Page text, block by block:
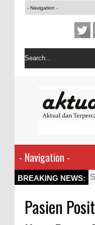
BREAKING NEWS:
Pasien